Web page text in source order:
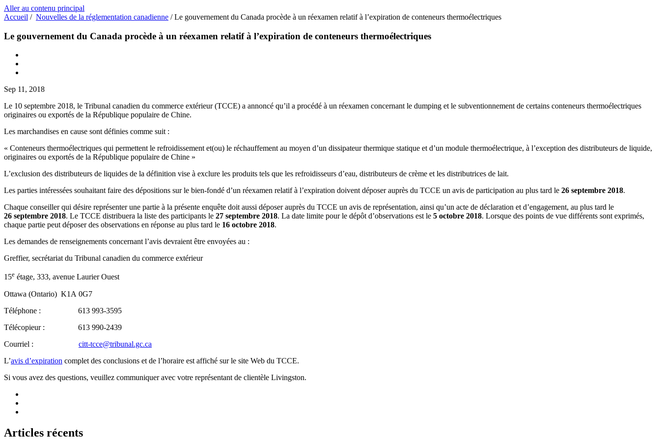
Aller au contenu principal
Accueil / Nouvelles de la réglementation canadienne /Le gouvernement du Canada procède à un réexamen relatif à l’expiration de conteneurs thermoélectriques
Le gouvernement du Canada procède à un réexamen relatif à l’expiration de conteneurs thermoélectriques
Sep 11, 2018
Le 10 septembre 2018, le Tribunal canadien du commerce extérieur (TCCE) a annoncé qu’il a procédé à un réexamen concernant le dumping et le subventionnement de certains conteneurs thermoélectriques
originaires ou exportés de la République populaire de Chine.
Les marchandises en cause sont définies comme suit :
« Conteneurs thermoélectriques qui permettent le refroidissement et(ou) le réchauffement au moyen d’un dissipateur thermique statique et d’un module thermoélectrique, à l’exception des distributeurs de liquide,
originaires ou exportés de la République populaire de Chine »
L’exclusion des distributeurs de liquides de la définition vise à exclure les produits tels que les refroidisseurs d’eau, distributeurs de crème et les distributrices de lait.
Les parties intéressées souhaitant faire des dépositions sur le bien-fondé d’un réexamen relatif à l’expiration doivent déposer auprès du TCCE un avis de participation au plus tard le 26 septembre 2018.
Chaque conseiller qui désire représenter une partie à la présente enquête doit aussi déposer auprès du TCCE un avis de représentation, ainsi qu’un acte de déclaration et d’engagement, au plus tard le
26 septembre 2018. Le TCCE distribuera la liste des participants le 27 septembre 2018. La date limite pour le dépôt d’observations est le 5 octobre 2018. Lorsque des points de vue différents sont exprimés,
chaque partie peut déposer des observations en réponse au plus tard le 16 octobre 2018.
Les demandes de renseignements concernant l’avis devraient être envoyées au :
Greffier, secrétariat du Tribunal canadien du commerce extérieur
15e étage, 333, avenue Laurier Ouest
Ottawa (Ontario) K1A 0G7
Téléphone : 613 993-3595
Télécopieur : 613 990-2439
Courriel : citt-tcce@tribunal.gc.ca
L’avis d’expiration complet des conclusions et de l’horaire est affiché sur le site Web du TCCE.
Si vous avez des questions, veuillez communiquer avec votre représentant de clientèle Livingston.
Articles récents